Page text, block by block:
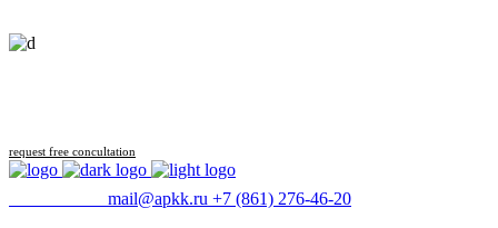
request free concultation
mail@apkk.ru +7 (861) 276-46-20